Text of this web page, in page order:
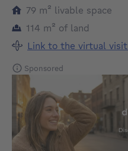
79 m² square meters
livable space
114 m² square meters
of land
Link to the virtual visit
Sponsored